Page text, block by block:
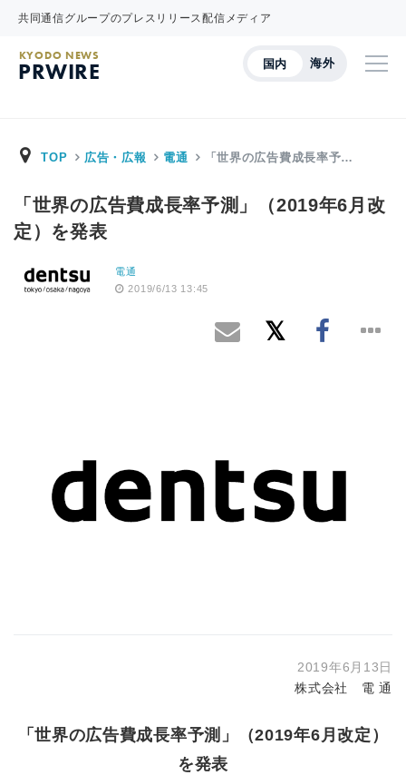
共同通信グループのプレスリリース配信メディア
国内 海外
KYODO NEWS
PRWIRE
TOP 広告・広報 電通 「世界の広告費成長率予…
「世界の広告費成長率予測」（2019年6月改
定）を発表
電通
2019/6/13 13:45
2019年6月13日
株式会社 電 通
「世界の広告費成長率予測」（2019年6月改定）
を発表